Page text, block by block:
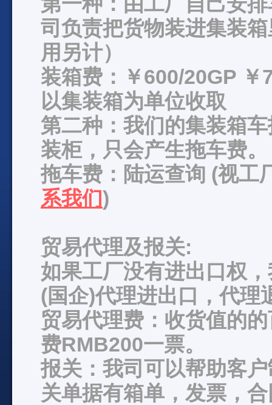
司负责把货物装进集装
用另计）
装箱费：￥600/20GP
以集装箱为单位收取
第二种：我们的集装箱
装柜，只会产生拖车费。
拖车费：陆运查询 (视工
系我们)
贸易代理及报关:
如果工厂没有进出口权
(国企)代理进出口，代理
贸易代理费：收货值的
费RMB200一票。
报关：我司可以帮助客
关单据有箱单，发票，